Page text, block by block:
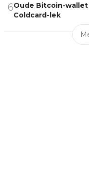
6Oude Bitcoin-
Coldcard-lek